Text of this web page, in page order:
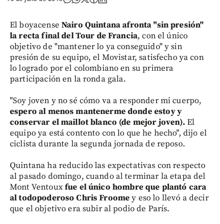
El boyacense Nairo Quintana afronta "sin presión"
la recta final del Tour de Francia, con el único
objetivo de "mantener lo ya conseguido" y sin
presión de su equipo, el Movistar, satisfecho ya con
lo logrado por el colombiano en su primera
participación en la ronda gala.
"Soy joven y no sé cómo va a responder mi cuerpo,
espero al menos mantenerme donde estoy y
conservar el maillot blanco (de mejor joven). El
equipo ya está contento con lo que he hecho", dijo el
ciclista durante la segunda jornada de reposo.
Quintana ha reducido las expectativas con respecto
al pasado domingo, cuando al terminar la etapa del
Mont Ventouxfue el único hombre que plantó cara
al todopoderoso Chris Froomey eso lo llevó a decir
que el objetivo era subir al podio de París.